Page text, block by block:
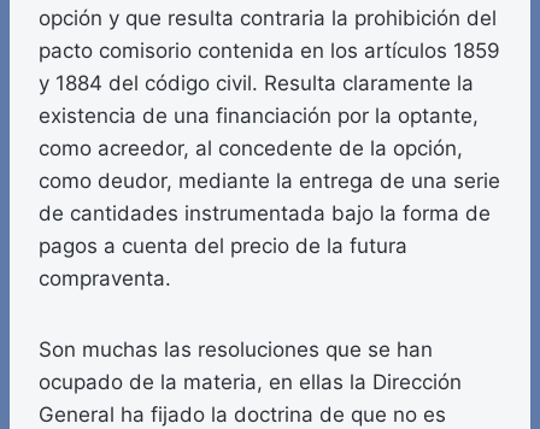
opción y que resulta contraria la prohibición del
pacto comisorio contenida en los artículos 1859
y 1884 del código civil. Resulta claramente la
existencia de una financiación por la optante,
como acreedor, al concedente de la opción,
como deudor, mediante la entrega de una serie
de cantidades instrumentada bajo la forma de
pagos a cuenta del precio de la futura
compraventa.
Son muchas las resoluciones que se han
ocupado de la materia, en ellas la Dirección
General ha fijado la doctrina de que no es